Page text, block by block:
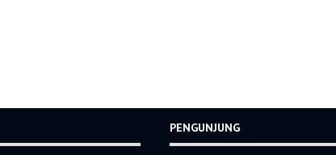
PENGUNJUNG